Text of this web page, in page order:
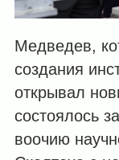
Медведев,
создания
открывал
состоялось
воочию